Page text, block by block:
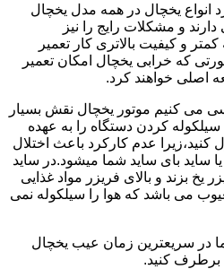
انواع یخچال در همه مدل یخچال
و مشکلات رایج را نیز
و کیفیت بالاتری کار تعمیر
که خرابی یخچال امکان تعمیر
اصلی خواهند کرد.
می کنیم موتور یخچال نقش بسیار
کردن دستگاه را به عهده
کنید،زیرا عدم کارکرد باعث اختلال
ساید بای ساید شما میشود.در ساید
یخ بزند و بالای فریزر مواد غذایی
می باشد که هوا را سیلکوله نمی
در سریعترین زمان عیب یخچال
برطرف کنید.